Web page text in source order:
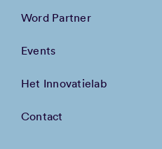
Word Partner
Events
Het Innovatielab
Contact